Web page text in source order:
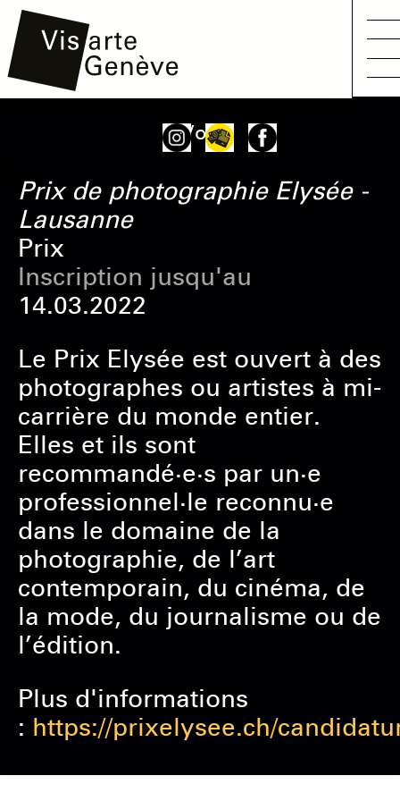
principal
Voir
Prix de photographie Elysée -
Lausanne
Prix
Inscription jusqu'au
14.03.2022
Le Prix Elysée est ouvert à des
photographes ou artistes à mi-
carrière du monde entier.
Elles et ils sont
recommandé·e·s par un·e
professionnel·le reconnu·e
dans le domaine de la
photographie, de l’art
contemporain, du cinéma, de
la mode, du journalisme ou de
l’édition.
Plus d'informations
: https://prixelysee.ch/